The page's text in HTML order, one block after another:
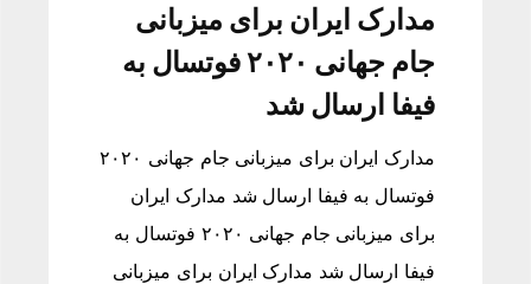
مدارک ایران برای میزبانی
جام جهانی ۲۰۲۰ فوتسال به
فیفا ارسال شد
مدارک ایران برای میزبانی جام جهانی ۲۰۲۰
فوتسال به فیفا ارسال شد مدارک ایران
برای میزبانی جام جهانی ۲۰۲۰ فوتسال به
فیفا ارسال شد مدارک ایران برای میزبانی